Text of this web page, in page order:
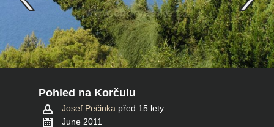
Pohled na Korčulu
Josef Pečinka před 15 lety
June 2011